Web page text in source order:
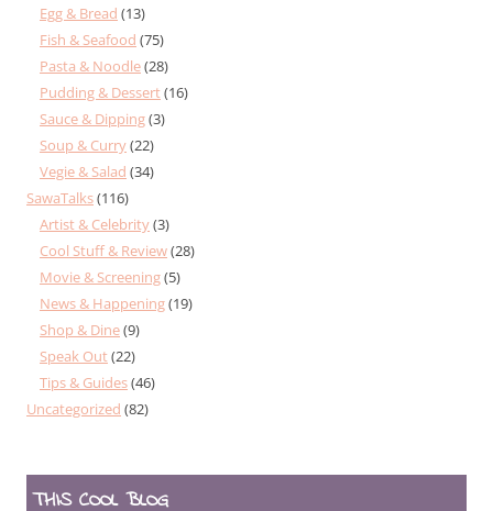
Egg & Bread (13)
Fish & Seafood (75)
Pasta & Noodle(28)
Pudding & Dessert(16)
Sauce & Dipping(3)
Soup & Curry(22)
Vegie & Salad (34)
SawaTalks(116)
Artist & Celebrity(3)
Cool Stuff & Review(28)
Movie & Screening(5)
News & Happening(19)
Shop & Dine(9)
Speak Out(22)
Tips & Guides(46)
Uncategorized (82)
THIS COOL BLOG